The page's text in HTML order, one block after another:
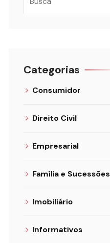
Categorias
Consumidor
Direito Civil
Empresarial
Família e Sucessões
Imobiliário
Informativos